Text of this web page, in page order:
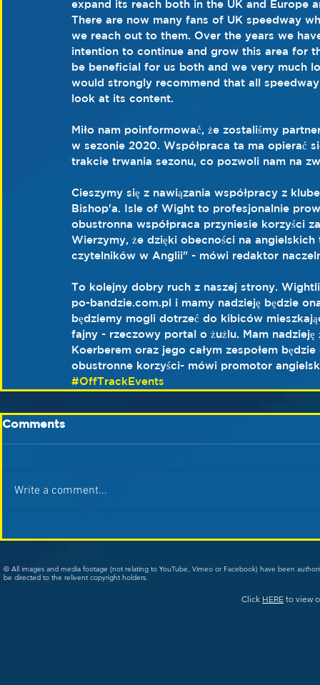
expand its reach both in the UK and Europe
There are now many fans of UK speedway
we reach out to them. Over the years we
intention to continue and grow this area for
be beneficial for us both and we very much
would strongly recommend that all
look at its content.
Miło nam poinformować, że zostaliśmy
w sezonie 2020. Współpraca ta ma opierać
trakcie trwania sezonu, co pozwoli nam na
Cieszymy się z nawiązania współpracy z
Bishop'a. Isle of Wight to profesjonalnie
obustronna współpraca przyniesie korzyści
Wierzymy, że dzięki obecności na
czytelników w Anglii" - mówi redaktor
To kolejny dobry ruch z naszej strony.
po-bandzie.com.pl i mamy nadzieję będzie
będziemy mogli dotrzeć do kibiców
fajny - rzeczowy portal o żużlu. Mam
Koerberem oraz jego całym zespołem
obustronne korzyści- mówi promotor
#OffTrackEvents
Comments
Write a comment...
© All images and media footage (not relating to YouTube, Vimeo or Facebook) have been
be directed to the relivent copyright holders.
Click HERE to view